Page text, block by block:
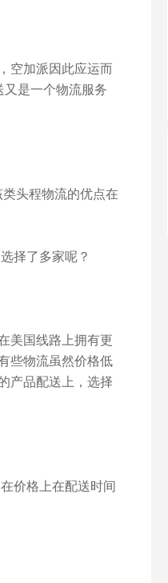
空加派因此应运而
是一个物流服务
头程物流的优点在
择了多家呢？
美国线路上拥有更
些物流虽然价格低
产品配送上，选择
价格上在配送时间